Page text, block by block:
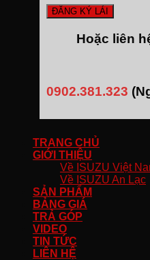
Hoặc liên
0902.381.323
TRANG CHỦ
GIỚI THIỆU
Về ISUZU Việt
Về ISUZU An Lạc
SẢN PHẨM
BẢNG GIÁ
TRẢ GÓP
VIDEO
TIN TỨC
LIÊN HỆ